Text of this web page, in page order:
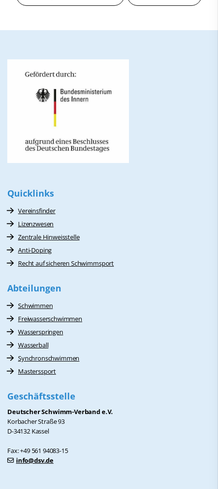
Quicklinks
Vereinsfinder
Lizenzwesen
Zentrale Hinweisstelle
Anti-Doping
Recht auf sicheren Schwimmsport
Abteilungen
Schwimmen
Freiwasserschwimmen
Wasserspringen
Wasserball
Synchronschwimmen
Masterssport
Geschäftsstelle
Deutscher Schwimm-Verband e.V.
Korbacher Straße 93
D-34132 Kassel
Fax: +49 561 94083-15
info@dsv.de